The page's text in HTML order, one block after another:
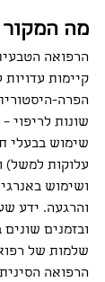
מה
הרפואה
קיימות
הפרה-
שונות לריפוי
שימוש בבעלי
עלוקות למשל)
ושימוש
והרגעה. ידע
ובזמנים
שלמות של
הרפואה